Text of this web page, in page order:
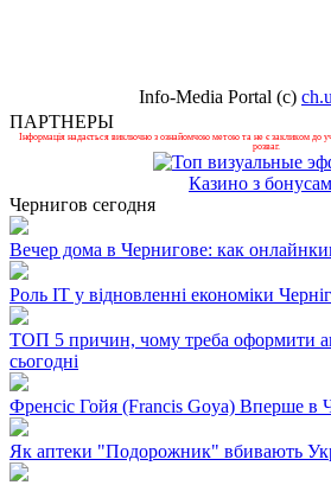
Info-Media Portal (c)
ПАРТНЕРЫ
Інформація надається виключно з ознайомчою метою та не є закликом до
розваг.
Казино з
Чернигов сегодня
Вечер дома в Чернигове: как
Роль ІТ у відновленні економіки
ТОП 5 причин, чому треба оформити
сьогодні
Френсіс Гойя (Francis Goya) Вперше в
Як аптеки "Подорожник" вбивають